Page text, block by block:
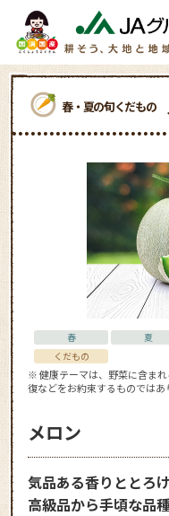
春・夏の旬くだもの
春 夏
くだもの
※ 健康テーマは、野菜に含ま
復などをお約束するものではあ
メロン
気品ある香りととろ
高級品から手頃な品